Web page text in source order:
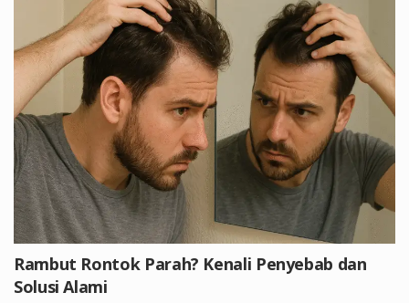
Rambut Rontok Parah? Kenali Penyebab dan
Solusi Alami